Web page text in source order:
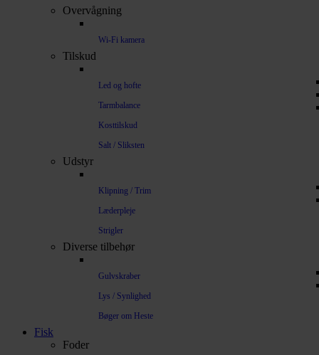
Overvågning
Wi-Fi kamera
Tilskud
Led og hofte
Tarmbalance
Kosttilskud
Salt / Sliksten
Udstyr
Klipning / Trim
Læderpleje
Strigler
Diverse tilbehør
Gulvskraber
Lys / Synlighed
Bøger om Heste
Fisk
Foder